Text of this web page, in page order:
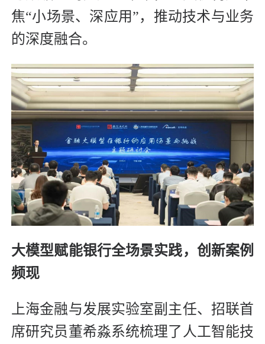
焦“小场景、深应用”，推动技术与业务
的深度融合。
大模型赋能银行全场景实践，创新案例
频现
上海金融与发展实验室副主任、招联首
席研究员董希淼系统梳理了人工智能技